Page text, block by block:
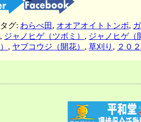
タグ: わらべ田 , オオアオイトトンボ,
, ジャノヒゲ（ツボミ） , ジャノヒゲ（
, ヤブコウジ（開花） , 草刈り , ２０